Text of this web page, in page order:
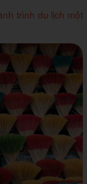
trình du lịch một